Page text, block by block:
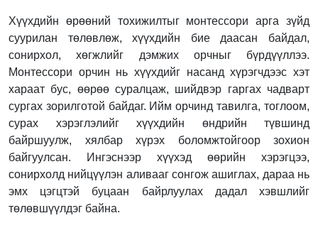
Хүүхдийн өрөөний тохижилтыг монтессори арга зүйд
суурилан төлөвлөж, хүүхдийн бие даасан байдал,
сонирхол, хөгжлийг дэмжих орчныг бүрдүүллээ.
Монтессори орчин нь хүүхдийг насанд хүрэгчдээс хэт
хараат бус, өөрөө суралцаж, шийдвэр гаргах чадварт
сургах зорилготой байдаг. Ийм орчинд тавилга, тоглоом,
сурах хэрэглэлийг хүүхдийн өндрийн түвшинд
байршуулж, хялбар хүрэх боломжтойгоор зохион
байгуулсан. Ингэснээр хүүхэд өөрийн хэрэгцээ,
сонирхолд нийцүүлэн аливааг сонгож ашиглах, дараа нь
эмх цэгцтэй буцаан байрлуулах дадал хэвшлийг
төлөвшүүлдэг байна.